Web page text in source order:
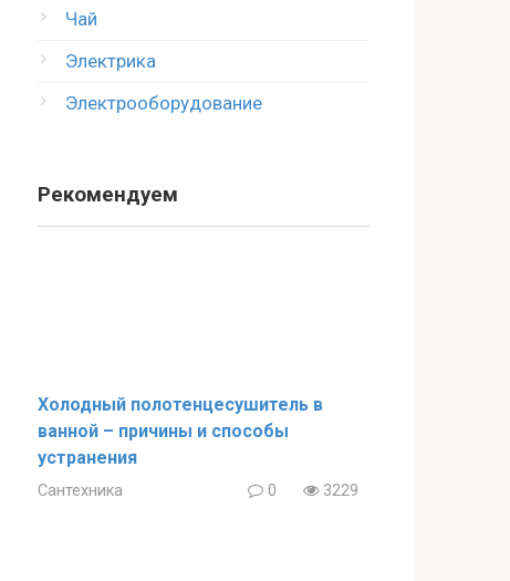
Чай
Электрика
Электрооборудование
Рекомендуем
Холодный полотенцесушитель в
ванной – причины и способы
устранения
Сантехника 0 3229